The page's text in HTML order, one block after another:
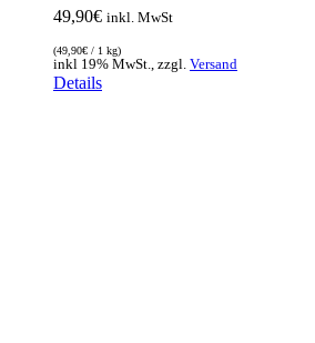
49,90€ inkl. MwSt
(49,90€ / 1 kg)
inkl 19% MwSt., zzgl. Versand
Details